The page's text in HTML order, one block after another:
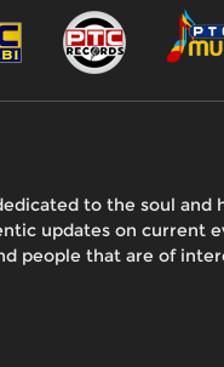
to the soul and
updates on current
people that are of